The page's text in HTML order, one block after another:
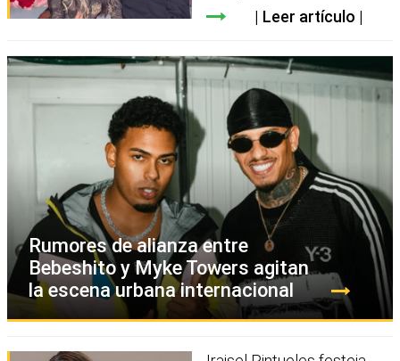
Leer artículo
Rumores de alianza entre
Bebeshito y Myke Towers agitan
la escena urbana internacional